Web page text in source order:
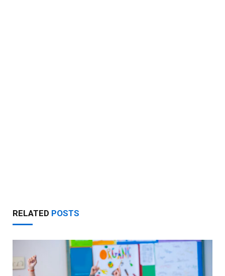
RELATED POSTS